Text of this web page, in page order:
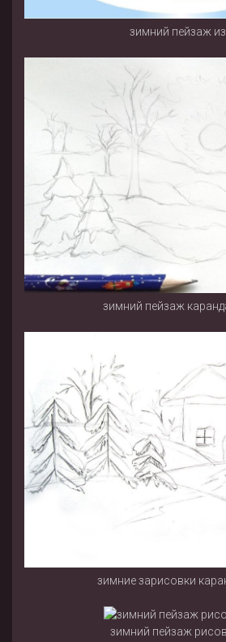
зимний пейзаж
зимний пейзаж
зимние зарисовки
зимний пейзаж